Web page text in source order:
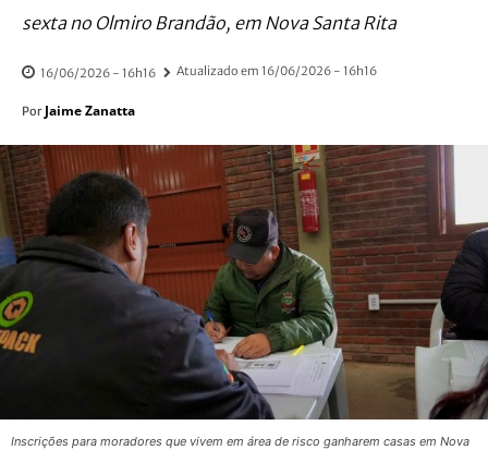
sexta no Olmiro Brandão, em Nova Santa Rita
16/06/2026 - 16h16 Atualizado em 16/06/2026 - 16h16
Por Jaime Zanatta
Inscrições para moradores que vivem em área de risco ganharem casas em Nova